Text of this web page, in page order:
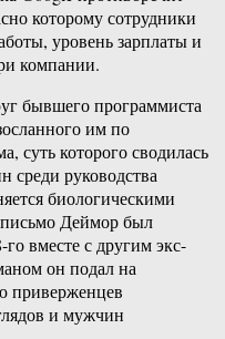
которому сотрудники
уровень зарплаты и
компании.
бывшего программиста
им по
суть которого сводилась
среди руководства
биологическими
Деймор был
вместе с другим экс-
он подал на
приверженцев
и мужчин